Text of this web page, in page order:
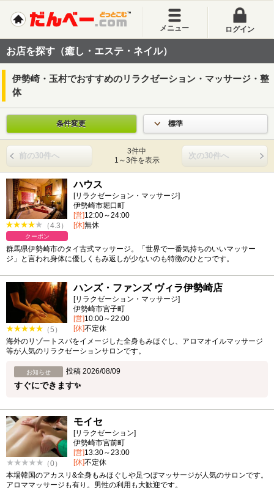
メニュー ログイン
お店を探す（癒し・エステ・ネイル）
伊勢崎・玉村でおすすめのリラクゼーション・マッサージ・整
体
条件変更 標準
前の30件へ
3件中
1～3件を表示
次の30件へ
（4.3）
クーポン
ハウス
[リラクゼーション・マッサージ]
伊勢崎市堀口町
[営]12:00～24:00
[休]無休
群馬県伊勢崎市のタイ古式マッサージ。「世界で一番気持ちのいいマッサー
ジ」と言われ身体に優しくもみ返しが少ないのも特徴のひとつです。
（5）
ハンズ・ファンズ ヴィラ伊勢崎店
[リラクゼーション・マッサージ]
伊勢崎市宮子町
[営]10:00～22:00
[休]不定休
海外のリゾートスパをイメージした全身もみほぐし、アロマオイルマッサージ
等が人気のリラクゼーションサロンです。
お知らせ 投稿 2026/08/09
すぐにできます✨
（0）
モイセ
[リラクゼーション]
伊勢崎市宮前町
[営]13:30～23:00
[休]不定休
本場韓国のアカスリ&全身もみほぐしや足つぼマッサージが人気のサロンです。
アロママッサージも有り。男性の利用も大歓迎です。